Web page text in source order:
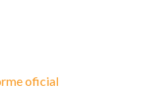
oficial